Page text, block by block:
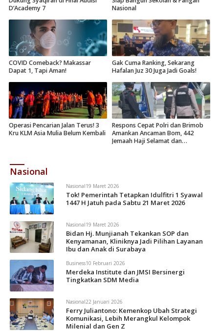
D’Academy 7
Nasional
COVID Comeback? Makassar
Dapat 1, Tapi Aman!
Gak Cuma Ranking, Sekarang
Hafalan Juz 30 Juga Jadi Goals!
Operasi Pencarian Jalan Terus! 3
Kru KLM Asia Mulia Belum Kembali
Respons Cepat Polri dan Brimob
Amankan Ancaman Bom, 442
Jemaah Haji Selamat dan
Nasional
Nasional19 Maret 2026
Tok! Pemerintah Tetapkan Idulfitri 1 Syawal
1447 H Jatuh pada Sabtu 21 Maret 2026
Nasional19 Maret 2026
Bidan Hj. Munjianah Tekankan SOP dan
Kenyamanan, Kliniknya Jadi Pilihan Layanan
Ibu dan Anak di Surabaya
Business10 Februari 2026
Merdeka Institute dan JMSI Bersinergi
Tingkatkan SDM Media
Nasional22 Januari 2026
Ferry Juliantono: Kemenkop Ubah Strategi
Komunikasi, Lebih Merangkul Kelompok
Milenial dan Gen Z